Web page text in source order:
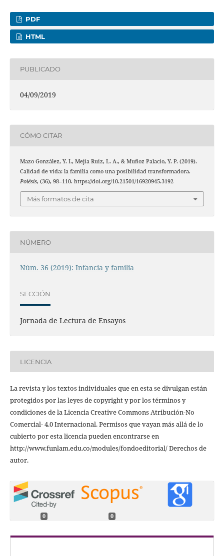
PDF
HTML
PUBLICADO
04/09/2019
CÓMO CITAR
Mazo González, Y. I., Mejía Ruiz, L. A., & Muñoz Palacio, Y. P. (2019).
Calidad de vida: la familia como una posibilidad transformadora.
Poiésis, (36), 98–110. https://doi.org/10.21501/16920945.3192
Más formatos de cita
NÚMERO
Núm. 36 (2019): Infancia y familia
SECCIÓN
Jornada de Lectura de Ensayos
LICENCIA
La revista y los textos individuales que en esta se divulgan están
protegidos por las leyes de copyright y por los términos y
condiciones de la Licencia Creative Commons Atribución-No
Comercial- 4.0 Internacional. Permisos que vayan más allá de lo
cubierto por esta licencia pueden encontrarse en
http://www.funlam.edu.co/modules/fondoeditorial/ Derechos de
autor.
0 0